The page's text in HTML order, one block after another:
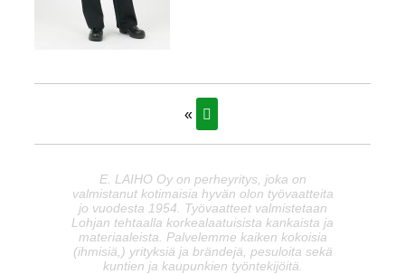
«
E. LAIHO Oy on perheyritys, joka on
valmistanut kotimaisia hyvän olon työvaatteita
jo vuodesta 1954. Työvaatteet valmistetaan
Lohjan tehtaalla korkealaatuisista kankaista ja
materiaaleista. Palvelemme kaiken kokoisia
(ihmisiä,) yrityksiä ja brändejä, pesuloita sekä
kuntien ja kaupunkien työntekijöitä.